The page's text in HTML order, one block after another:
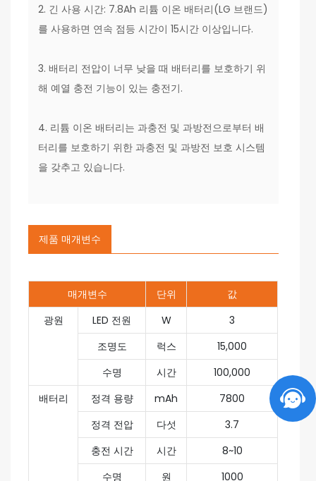
2. 긴 사용 시간: 7.8Ah 리튬 이온 배터리(LG 브랜드)
를 사용하면 연속 점등 시간이 15시간 이상입니다.
3. 배터리 전압이 너무 낮을 때 배터리를 보호하기 위
해 예열 충전 기능이 있는 충전기.
4. 리튬 이온 배터리는 과충전 및 과방전으로부터 배
터리를 보호하기 위한 과충전 및 과방전 보호 시스템
을 갖추고 있습니다.
제품 매개변수
매개변수 단위
값
광원
LED 전원 W
3
조명도
럭스
15,000
수명
시간
100,000
배터리
정격 용량 mAh
7800
정격 전압
다섯
3.7
충전 시간
시간
8~10
수명
원
1000